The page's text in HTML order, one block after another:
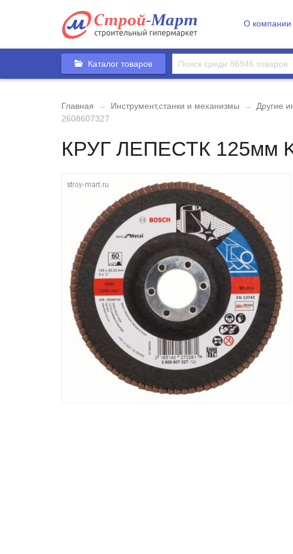
О компании
Каталог товаров
Главная → Инструмент,станки и механизмы → Другие
2608607327
КРУГ ЛЕПЕСТК 125мм